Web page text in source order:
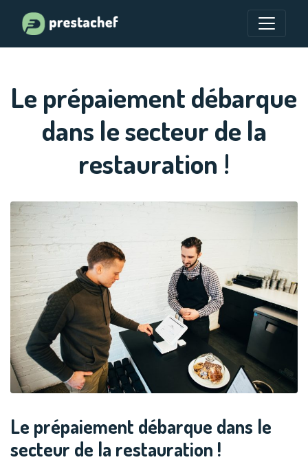
Le prépaiement débarque
dans le secteur de la
restauration !
Le prépaiement débarque dans le
secteur de la restauration !